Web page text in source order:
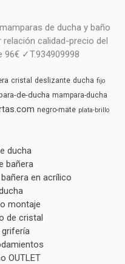
de ducha y baño
calidad-precio del
✓T.934909998
cristal deslizante ducha fijo
de-ducha mampara-ducha
negro-mate plata-brillo
ducha
bañera
en acrílico
montaje
de cristal
OUTLET